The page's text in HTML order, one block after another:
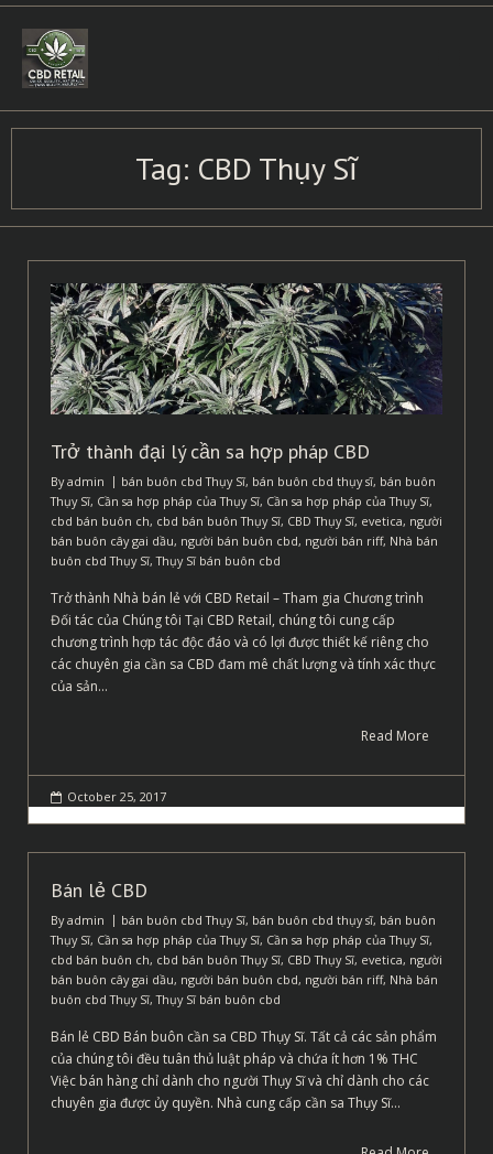
Skip
content
Tag: CBD Thụy Sĩ
Trở thành đại lý cần sa hợp pháp CBD
Byadmin bán buôn cbd Thụy Sĩ, bán buôn cbd thụy sĩ, bán buôn
Thụy Sĩ, Cần sa hợp pháp của Thụy Sĩ, Cần sa hợp pháp của Thụy Sĩ,
cbd bán buôn ch, cbd bán buôn Thụy Sĩ, CBD Thụy Sĩ, evetica, người
bán buôn cây gai dầu, người bán buôn cbd, người bán riff, Nhà bán
buôn cbd Thụy Sĩ,Thụy Sĩ bán buôn cbd
Trở thành Nhà bán lẻ với CBD Retail – Tham gia Chương trình
Đối tác của Chúng tôi Tại CBD Retail, chúng tôi cung cấp
chương trình hợp tác độc đáo và có lợi được thiết kế riêng cho
các chuyên gia cần sa CBD đam mê chất lượng và tính xác thực
của sản…
Read More
October 25, 2017
Bán lẻ CBD
Byadmin bán buôn cbd Thụy Sĩ, bán buôn cbd thụy sĩ, bán buôn
Thụy Sĩ, Cần sa hợp pháp của Thụy Sĩ, Cần sa hợp pháp của Thụy Sĩ,
cbd bán buôn ch, cbd bán buôn Thụy Sĩ, CBD Thụy Sĩ, evetica, người
bán buôn cây gai dầu, người bán buôn cbd, người bán riff, Nhà bán
buôn cbd Thụy Sĩ,Thụy Sĩ bán buôn cbd
Bán lẻ CBD Bán buôn cần sa CBD Thụy Sĩ. Tất cả các sản phẩm
của chúng tôi đều tuân thủ luật pháp và chứa ít hơn 1% THC
Việc bán hàng chỉ dành cho người Thụy Sĩ và chỉ dành cho các
chuyên gia được ủy quyền. Nhà cung cấp cần sa Thụy Sĩ…